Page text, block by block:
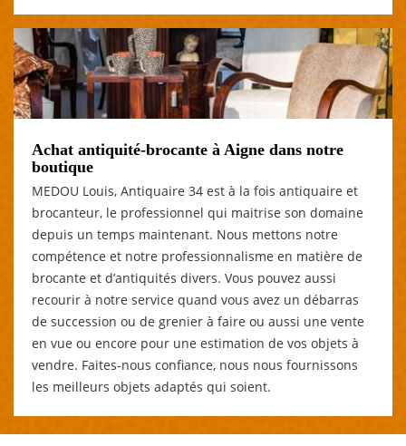
Achat antiquité-brocante à Aigne dans notre
boutique
MEDOU Louis, Antiquaire 34 est à la fois antiquaire et
brocanteur, le professionnel qui maitrise son domaine
depuis un temps maintenant. Nous mettons notre
compétence et notre professionnalisme en matière de
brocante et d’antiquités divers. Vous pouvez aussi
recourir à notre service quand vous avez un débarras
de succession ou de grenier à faire ou aussi une vente
en vue ou encore pour une estimation de vos objets à
vendre. Faites-nous confiance, nous nous fournissons
les meilleurs objets adaptés qui soient.